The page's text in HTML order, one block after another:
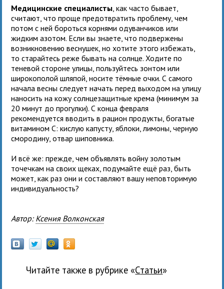
Медицинские специалисты , как часто бывает,
считают, что проще предотвратить проблему, чем
потом с ней бороться корнями одуванчиков или
жидким азотом. Если вы знаете, что подвержены
возникновению веснушек, но хотите этого избежать,
то старайтесь реже бывать на солнце. Ходите по
теневой стороне улицы, пользуйтесь зонтом или
широкополой шляпой, носите тёмные очки. С самого
начала весны следует начать перед выходом на улицу
наносить на кожу солнцезащитные крема (минимум за
20 минут до прогулки). С конца февраля
рекомендуется вводить в рацион продукты, богатые
витамином С: кислую капусту, яблоки, лимоны, черную
смородину, отвар шиповника.
И всё же: прежде, чем объявлять войну золотым
точечкам на своих щеках, подумайте ещё раз, быть
может, как раз они и составляют вашу неповторимую
индивидуальность?
Автор: Ксения Волконская
Читайте также в рубрике « Статьи»